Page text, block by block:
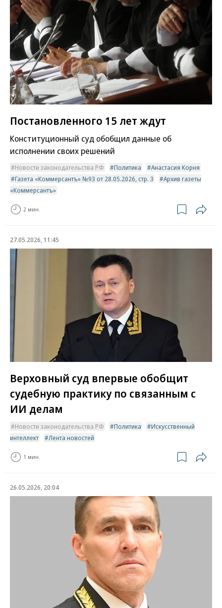
Постановленного 15 лет ждут
Конституционный суд обобщил данные об
исполнении своих решений
Новости законодательства РФ Политика
Анастасия Корня
Газета «Коммерсантъ» №93 от 28.05.2026, стр. 3
Архив газеты
«Коммерсантъ»
2 мин.
27.05.2026, 11:45
Верховный суд впервые обобщит
судебную практику по связанным с
ИИ делам
Новости законодательства РФ Политика
Искусственный
интеллект
Лента новостей
1 мин.
26.05.2026, 20:04